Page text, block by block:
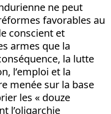
ne peut
favorables au
conscient et
armes que la
la lutte
l’emploi et la
menée sur la base
les « douze
l’oligarchie